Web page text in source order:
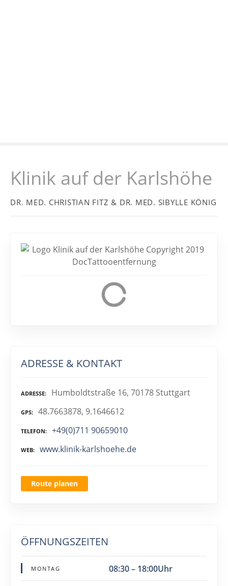
Klinik auf der Karlshöhe
DR. MED. CHRISTIAN FITZ & DR. MED. SIBYLLE KÖNIG
ADRESSE & KONTAKT
ADRESSE Humboldtstraße 16, 70178 Stuttgart
GPS 48.7663878, 9.1646612
TELEFON +49(0)711 90659010
WEB www.klinik-karlshoehe.de
Route planen
ÖFFNUNGSZEITEN
MONTAG 08:30 – 18:00Uhr